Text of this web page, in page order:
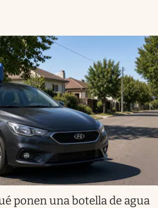
ponen una botella de agua